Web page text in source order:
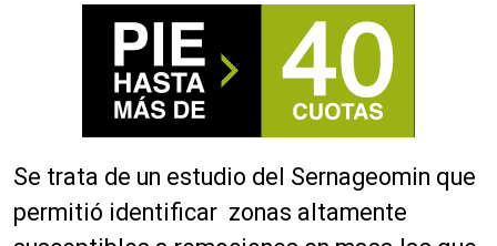
Se trata de un estudio del Sernageomin que
permitió identificar zonas altamente